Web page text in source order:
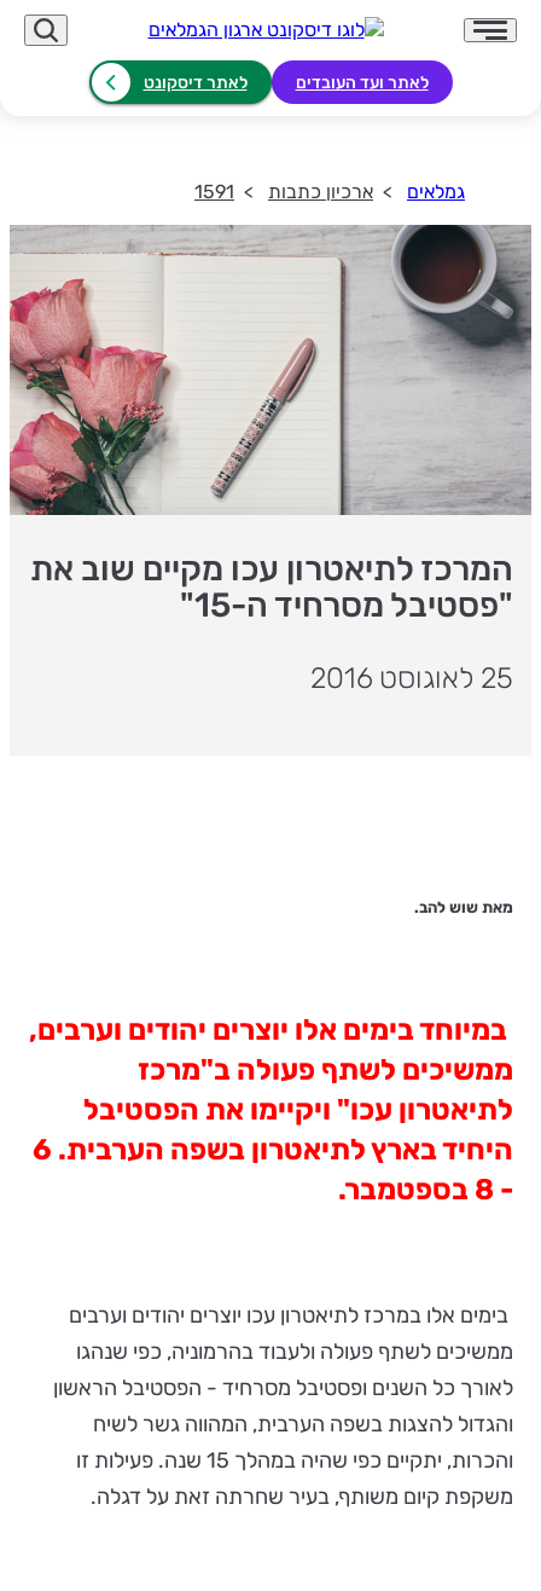
לאתר ועד העובדים לאתר דיסקונט
גמלאים ארכיון כתבות 1591
המרכז לתיאטרון עכו מקיים שוב את
"פסטיבל מסרחיד ה-15"
25 לאוגוסט 2016
מאת שוש להב.
במיוחד בימים אלו יוצרים יהודים וערבים,
ממשיכים לשתף פעולה ב"מרכז
לתיאטרון עכו" ויקיימו את הפסטיבל
היחיד בארץ לתיאטרון בשפה הערבית. 6
- 8 בספטמבר
.
בימים אלו במרכז לתיאטרון עכו יוצרים יהודים וערבים
ממשיכים לשתף פעולה ולעבוד בהרמוניה, כפי שנהגו
לאורך כל השנים ופסטיבל מסרחיד - הפסטיבל הראשון
והגדול להצגות בשפה הערבית, המהווה גשר לשיח
והכרות, יתקיים כפי שהיה במהלך 15 שנה. פעילות זו
משקפת קיום משותף, בעיר שחרתה זאת על דגלה.